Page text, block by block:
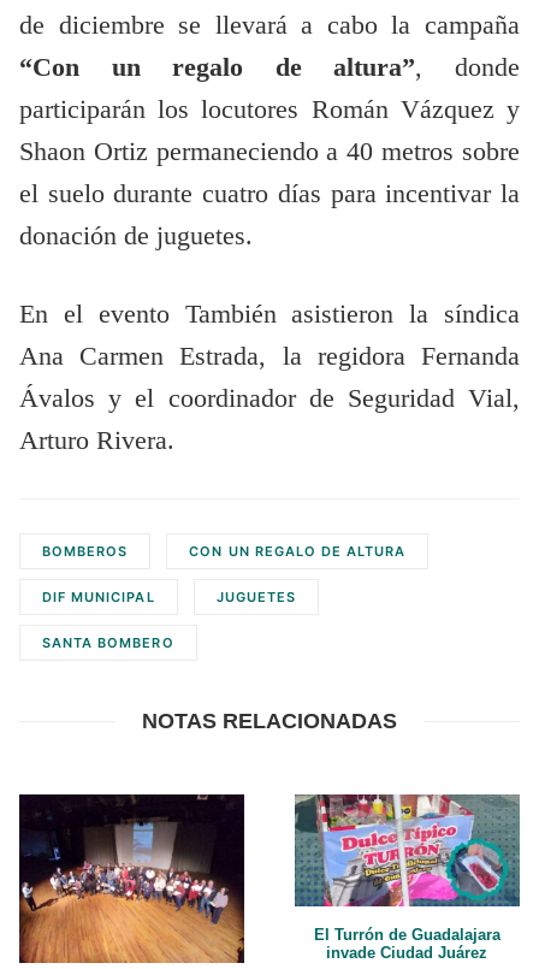
de diciembre se llevará a cabo la campaña
“Con un regalo de altura”, donde
participarán los locutores Román Vázquez y
Shaon Ortiz permaneciendo a 40 metros sobre
el suelo durante cuatro días para incentivar la
donación de juguetes.
En el evento También asistieron la síndica
Ana Carmen Estrada, la regidora Fernanda
Ávalos y el coordinador de Seguridad Vial,
Arturo Rivera.
BOMBEROS CON UN REGALO DE ALTURA
DIF MUNICIPAL JUGUETES
SANTA BOMBERO
NOTAS RELACIONADAS
El Turrón de Guadalajara
invade Ciudad Juárez